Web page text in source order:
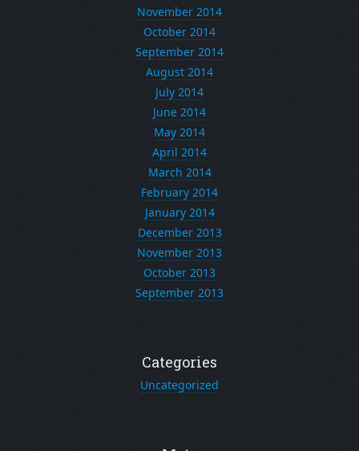
November 2014
October 2014
September 2014
August 2014
July 2014
June 2014
May 2014
April 2014
March 2014
February 2014
January 2014
December 2013
November 2013
October 2013
September 2013
Categories
Uncategorized